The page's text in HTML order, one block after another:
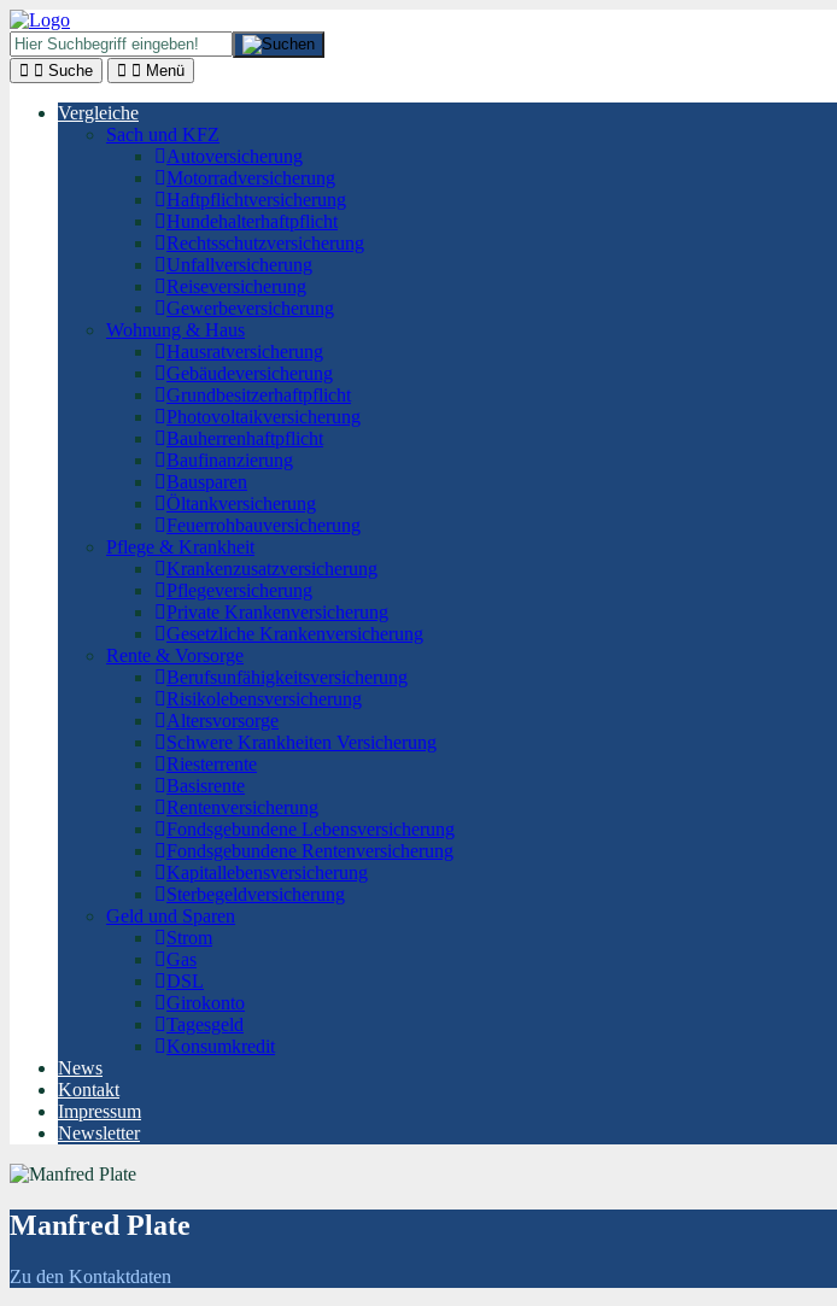
Suche Menü
Vergleiche
Sach und KFZ
Autoversicherung
Motorradversicherung
Haftpflichtversicherung
Hundehalterhaftpflicht
Rechtsschutzversicherung
Unfallversicherung
Reiseversicherung
Gewerbeversicherung
Wohnung & Haus
Hausratversicherung
Gebäudeversicherung
Grundbesitzerhaftpflicht
Photovoltaikversicherung
Bauherrenhaftpflicht
Baufinanzierung
Bausparen
Öltankversicherung
Feuerrohbauversicherung
Pflege & Krankheit
Krankenzusatzversicherung
Pflegeversicherung
Private Krankenversicherung
Gesetzliche Krankenversicherung
Rente & Vorsorge
Berufs­unfähigkeitsversicherung
Risikolebensversicherung
Altersvorsorge
Schwere Krankheiten Versicherung
Riesterrente
Basisrente
Rentenversicherung
Fondsgebundene Lebensversicherung
Fondsgebundene Rentenversicherung
Kapitallebensversicherung
Sterbegeldversicherung
Geld und Sparen
Strom
Gas
DSL
Girokonto
Tagesgeld
Konsumkredit
News
Kontakt
Impressum
Newsletter
Manfred Plate
Zu den Kontaktdaten